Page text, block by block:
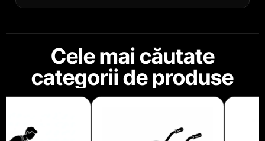
Cele mai căutate
categorii de produse